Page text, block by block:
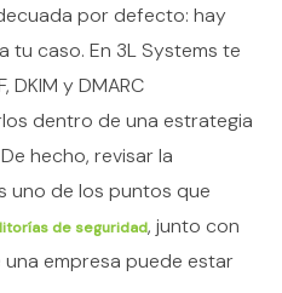
por defecto: hay
tu caso. En 3L Systems te
DKIM y DMARC
dentro de una estrategia
hecho, revisar la
uno de los puntos que
de seguridad, junto con
empresa puede estar